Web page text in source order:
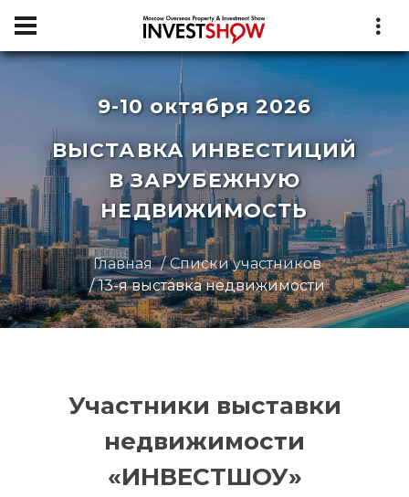
9-10 октября 2026
ВЫСТАВКА ИНВЕСТИЦИЙ
В ЗАРУБЕЖНУЮ
НЕДВИЖИМОСТЬ
Главная
Списки участников
13-я выставка недвижимости
Участники выставки
недвижимости
«ИНВЕСТШОУ»